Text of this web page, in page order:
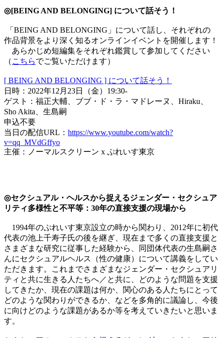
◎[BEING AND BELONGING] について話そう！
「BEING AND BELONGING」について話し、それぞれの
作品背景をより深く知るオンラインイベントを開催します！
あらかじめ短編集をそれぞれ鑑賞して参加してください
（ こちらでご覧いただけます）
[ BEING AND BELONGING ] について話そう！
日時：2022年12月23日（金）19:30-
ゲスト：福正大輔、ブブ・ド・ラ・マドレーヌ、Hiraku、
Sho Akita、生島嗣
申込不要
当日の配信URL： https://www.youtube.com/watch?
v=qq_MVdGffyo
主催：ノーマルスクリーン x ぷれいす東京
◎セクシュアル・ヘルスから捉えるジェンダー・セクシュア
リティ多様性と不平等：30年の直接支援の現場から
1994年のぷれいす東京設立の時から関わり、2012年に初代
代表の池上千寿子氏の後を継ぎ、現在まで多くの直接支援と
さまざまな研究に従事した経験から、同団体代表の生島嗣さ
んにセクシュアルヘルス（性の健康）について講義をしてい
ただきます。これまでさまざまなジェンダー・セクシュアリ
ティと共に生きる人たちへ／と共に、どのような問題を支援
してきたか、現在の課題は何か、関心のある人たちにとって
どのような関わりができるか、などを多角的に議論し、今後
に向けどのような課題があるか等を考えていきたいと思いま
す。